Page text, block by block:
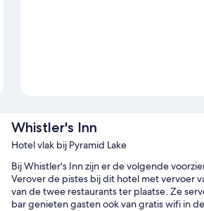
Whistler's Inn
Hotel vlak bij Pyramid Lake
Bij Whistler's Inn zijn er de volgende
Verover de pistes bij dit hotel met vervoer
van de twee restaurants ter plaatse. Ze
bar genieten gasten ook van gratis wifi in